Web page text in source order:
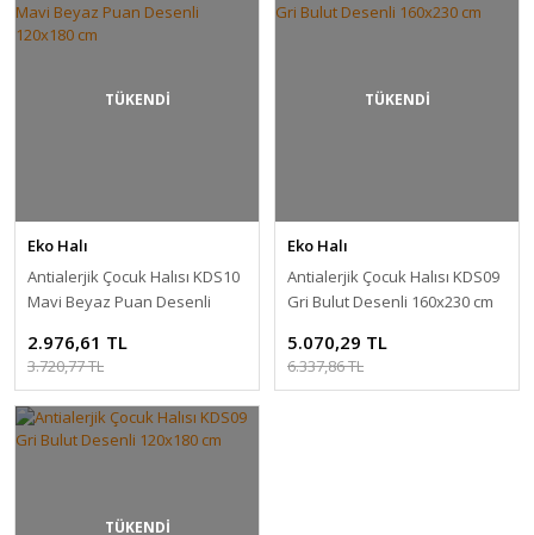
TÜKENDİ
Eko Halı
Antialerjik Çocuk Halısı KDS10
Mavi Beyaz Puan Desenli
2.976,61 TL
3.720,77 TL
TÜKENDİ
Eko Halı
Antialerjik Çocuk Halısı KDS09
Gri Bulut Desenli 160x230 cm
5.070,29 TL
6.337,86 TL
TÜKENDİ